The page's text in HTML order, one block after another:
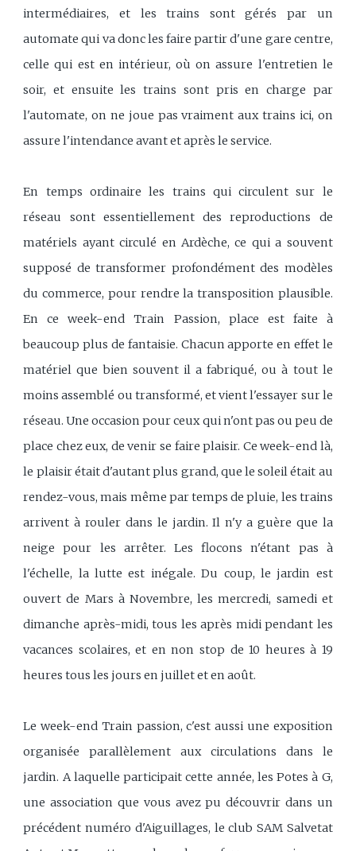
intermédiaires, et les trains sont gérés par un
automate qui va donc les faire partir d'une gare centre,
celle qui est en intérieur, où on assure l'entretien le
soir, et ensuite les trains sont pris en charge par
l'automate, on ne joue pas vraiment aux trains ici, on
assure l'intendance avant et après le service.
En temps ordinaire les trains qui circulent sur le
réseau sont essentiellement des reproductions de
matériels ayant circulé en Ardèche, ce qui a souvent
supposé de transformer profondément des modèles
du commerce, pour rendre la transposition plausible.
En ce week-end Train Passion, place est faite à
beaucoup plus de fantaisie. Chacun apporte en effet le
matériel que bien souvent il a fabriqué, ou à tout le
moins assemblé ou transformé, et vient l'essayer sur le
réseau. Une occasion pour ceux qui n'ont pas ou peu de
place chez eux, de venir se faire plaisir. Ce week-end là,
le plaisir était d'autant plus grand, que le soleil était au
rendez-vous, mais même par temps de pluie, les trains
arrivent à rouler dans le jardin. Il n'y a guère que la
neige pour les arrêter. Les flocons n'étant pas à
l'échelle, la lutte est inégale. Du coup, le jardin est
ouvert de Mars à Novembre, les mercredi, samedi et
dimanche après-midi, tous les après midi pendant les
vacances scolaires, et en non stop de 10 heures à 19
heures tous les jours en juillet et en août.
Le week-end Train passion, c'est aussi une exposition
organisée parallèlement aux circulations dans le
jardin. A laquelle participait cette année, les Potes à G,
une association que vous avez pu découvrir dans un
précédent numéro d'Aiguillages, le club SAM Salvetat